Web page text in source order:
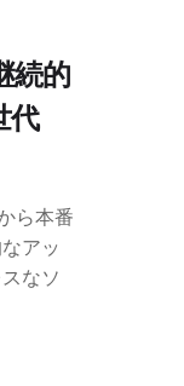
続的
代
ら本番
アッ
なソ